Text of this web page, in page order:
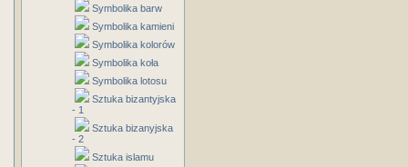
Symbolika barw
Symbolika kamieni
Symbolika kolorów
Symbolika koła
Symbolika lotosu
Sztuka bizantyjska
- 1
Sztuka bizanyjska
- 2
Sztuka islamu